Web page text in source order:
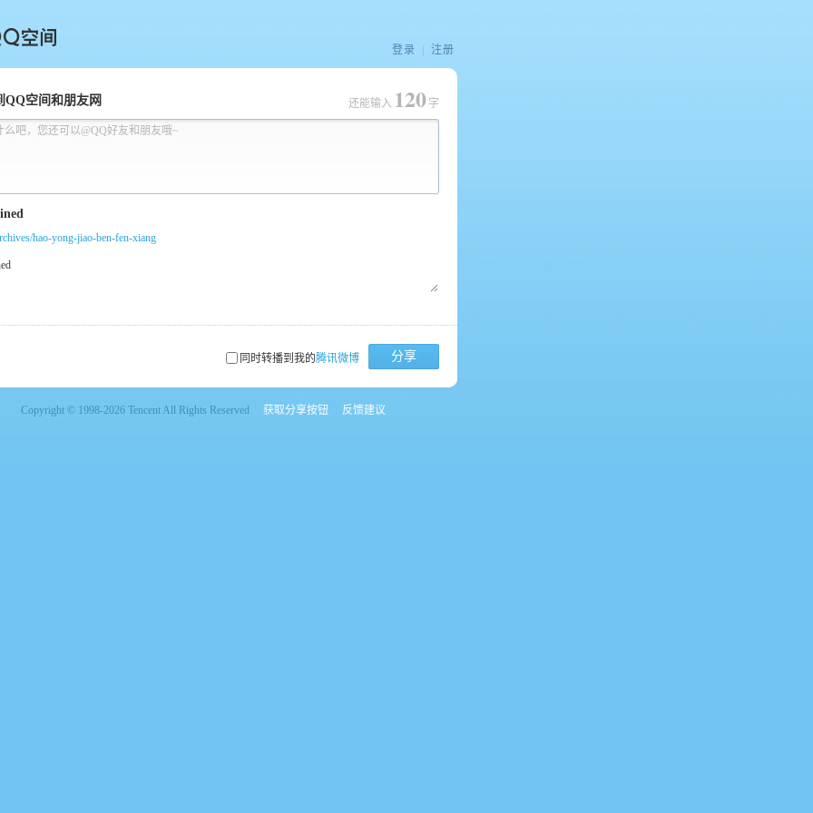
间
登录 注册
QQ空间和朋友网
么吧，您还可以@QQ好友和朋友哦~
还能输入 120 字
hao-yong-jiao-ben-fen-xiang
同时转播到我的腾讯微博 分享
Copyright © 1998-2026 Tencent All Rights Reserved 获取分享按钮 反馈建议